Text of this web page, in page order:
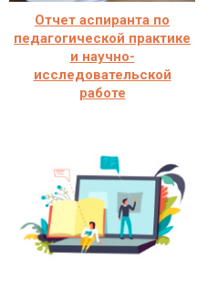
Отчет аспиранта по
педагогической практике
и научно-
исследовательской
работе